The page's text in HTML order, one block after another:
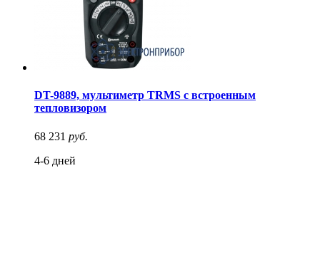
DT-9889, мультиметр TRMS с встроенным
тепловизором
68 231 руб.
4-6 дней